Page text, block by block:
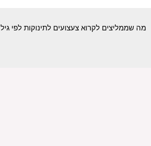
מה שממליצים לקרוא צעצועים לתינוקות לפי גיל